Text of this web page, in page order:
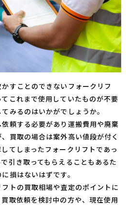
すことのできないフォークリフ
これまで使用していたものが不要
みるのはいかがでしょうか。
頼する必要があり運搬費用や廃棄
買取の場合は案外高い値段が付く
てしまったフォークリフトであっ
引き取ってもらえることもあるた
損はないはずです。
トの買取相場や査定のポイントに
取依頼を検討中の方や、現在使用